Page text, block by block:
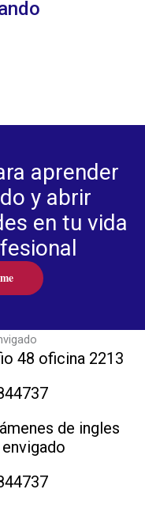
aprender
y abrir
en tu vida
48 oficina 2213
de ingles